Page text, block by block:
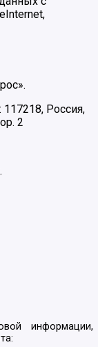
117218, Россия,
2
информации,